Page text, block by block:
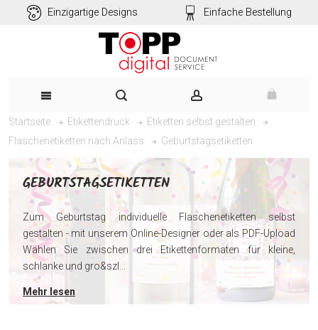
Einzigartige Designs Einfache Bestellung
Startseite Etikettendruck
Etiketten selbst gestalten
Flaschenetiketten nach Anlass
Geburtstagsetiketten
GEBURTSTAGSETIKETTEN
Zum Geburtstag individuelle Flaschenetiketten selbst
gestalten - mit unserem Online-Designer oder als PDF-Upload
Wählen Sie zwischen drei Etikettenformaten für kleine,
schlanke und gro&szl...
Mehr lesen